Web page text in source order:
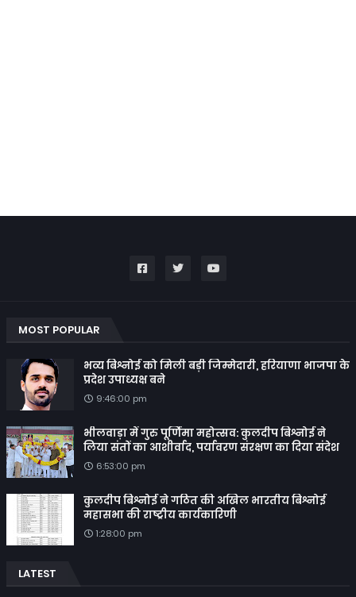
MOST POPULAR
भव्य बिश्नोई को मिली बड़ी जिम्मेदारी, हरियाणा भाजपा के
प्रदेश उपाध्यक्ष बने
9:46:00 pm
भीलवाड़ा में गुरु पूर्णिमा महोत्सव: कुलदीप बिश्नोई ने
लिया संतों का आशीर्वाद, पर्यावरण संरक्षण का दिया संदेश
6:53:00 pm
कुलदीप बिश्नोई ने गठित की अखिल भारतीय बिश्नोई
महासभा की राष्ट्रीय कार्यकारिणी
1:28:00 pm
LATEST